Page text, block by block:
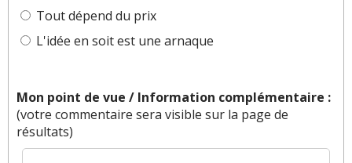
Réagir à ce commentaire
ParArkane
11-28 20:57:54)
Tout dépend du prix
L'idée en soit est une arnaque
Mon point de vue / Information complémentaire :
(votre commentaire sera visible sur la page de
résultats)